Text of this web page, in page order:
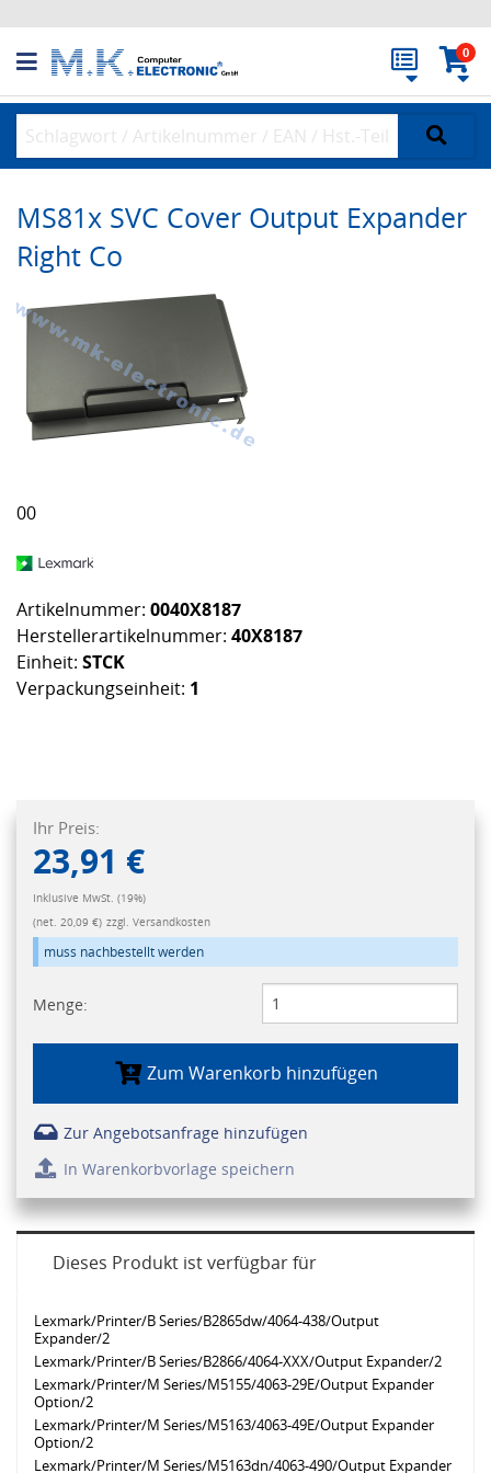
0
MS81x SVC Cover Output Expander
Right Co
00
Artikelnummer: 0040X8187
Herstellerartikelnummer: 40X8187
Einheit: STCK
Verpackungseinheit: 1
Ihr Preis:
23,91 €
Inklusive MwSt. (19%)
(net. 20,09 €) zzgl. Versandkosten
muss nachbestellt werden
Menge:
Zum Warenkorb hinzufügen
Zur Angebotsanfrage hinzufügen
In Warenkorbvorlage speichern
Dieses Produkt ist verfügbar für
Lexmark/Printer/B Series/B2865dw/4064-438/Output
Expander/2
Lexmark/Printer/B Series/B2866/4064-XXX/Output Expander/2
Lexmark/Printer/M Series/M5155/4063-29E/Output Expander
Option/2
Lexmark/Printer/M Series/M5163/4063-49E/Output Expander
Option/2
Lexmark/Printer/M Series/M5163dn/4063-490/Output Expander